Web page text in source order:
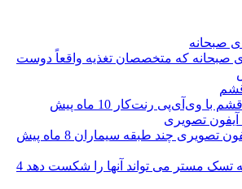
صبحانه که متخصصان تغذیه واقعاً دوست
با وی‌آی‌پی رنت‌کار 10 ماه پیش
تصویری چند طبقه سیماران 8 ماه پیش
4